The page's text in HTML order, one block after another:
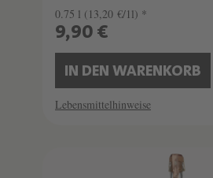
0.75 l (13,20 €/1l) *
9,90 €
IN DEN WARENKORB
Lebensmittelhinweise